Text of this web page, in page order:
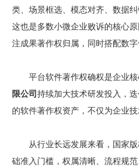
类、场景框选、模态对齐、数据
这也是多数小微企业败诉的核心原
注成果著作权归属，同时搭配数
平台软件著作权确权是企业
限公司持续加大技术研发投入，
的软件著作权资产，不仅为企业
从行业长远发展来看，国家
础准入门槛，权属清晰、流程规